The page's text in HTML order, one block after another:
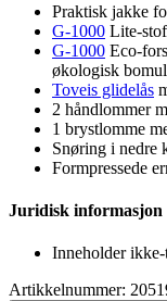
Praktisk jakke
G-1000 Lite-
G-1000 Eco-
økologisk bom
Toveis glidelås
2 håndlommer
1 brystlomme
Snøring i nedre
Formpressede
Juridisk
Inneholder
Artikkelnummer: